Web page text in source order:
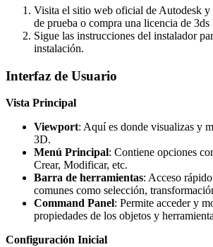
Visita el sitio web oficial de Autodesk y
de prueba o compra una licencia de 3ds
Sigue las instrucciones del instalador
instalación.
Interfaz de Usuario
Vista Principal
Viewport: Aquí es donde visualizas y
3D.
Menú Principal: Contiene opciones
Crear, Modificar, etc.
Barra de herramientas: Acceso
comunes como selección,
Command Panel: Permite acceder y
propiedades de los objetos y
Configuración Inicial